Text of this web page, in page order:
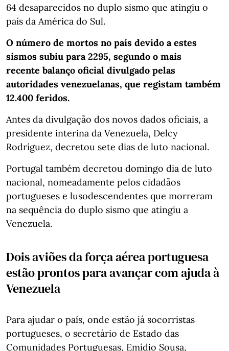
64 desaparecidos no duplo sismo que atingiu o
país da América do Sul.
O número de mortos no país devido a estes
sismos subiu para 2295, segundo o mais
recente balanço oficial divulgado pelas
autoridades venezuelanas, que registam também
12.400 feridos.
Antes da divulgação dos novos dados oficiais, a
presidente interina da Venezuela, Delcy
Rodríguez, decretou sete dias de luto nacional.
Portugal também decretou domingo dia de luto
nacional, nomeadamente pelos cidadãos
portugueses e lusodescendentes que morreram
na sequência do duplo sismo que atingiu a
Venezuela.
Dois aviões da força aérea portuguesa
estão prontos para avançar com ajuda à
Venezuela
Para ajudar o país, onde estão já socorristas
portugueses, o secretário de Estado das
Comunidades Portuguesas, Emídio Sousa,